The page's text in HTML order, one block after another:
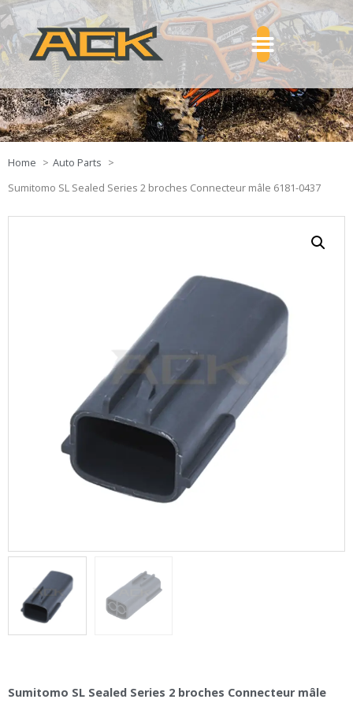
Home
Auto Parts
Sumitomo SL Sealed Series 2 broches Connecteur mâle 6181-0437
Sumitomo SL Sealed Series 2 broches Connecteur mâle